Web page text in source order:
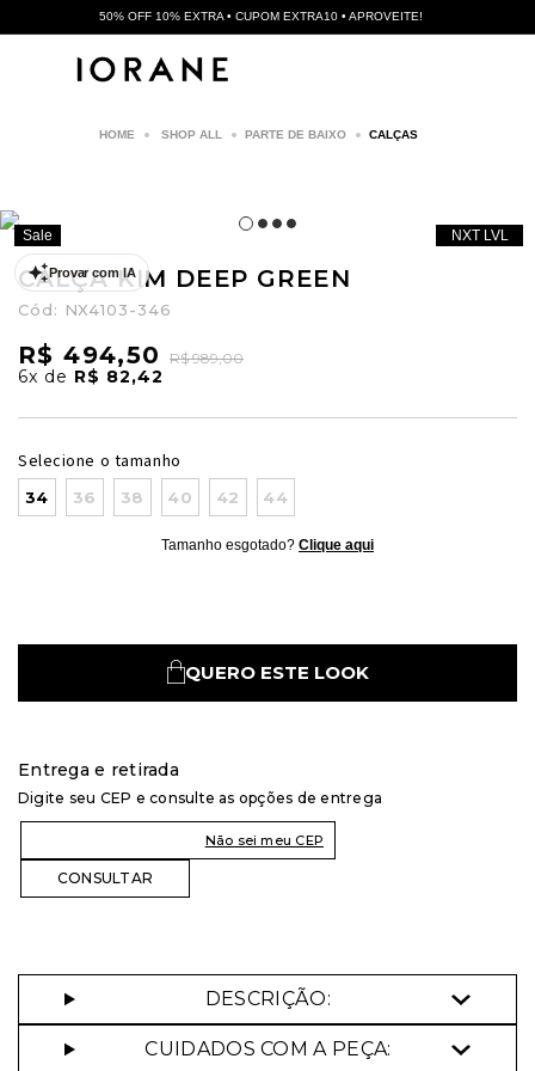
50% OFF 10% EXTRA • CUPOM EXTRA10 • APROVEITE!
SHOP ALL PARTE DE BAIXO CALÇAS
Provar com IA
NXT LVL
Sale
CALÇA KIM DEEP GREEN
Cód: NX4103-346
R$ 494,50 R$ 989,00
6x de R$ 82,42
Selecione o tamanho
34 36 38 40 42 44
Tamanho esgotado? Clique aqui
QUERO ESTE LOOK
Entrega e retirada
Digite seu CEP e consulte as opções de entrega
Não sei meu CEP
DESCRIÇÃO:
CUIDADOS COM A PEÇA: